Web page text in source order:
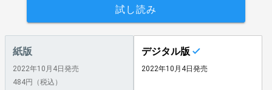
試し読み
紙版
2022年10月4日発売
484円（税込）
デジタル版
2022年10月4日発売